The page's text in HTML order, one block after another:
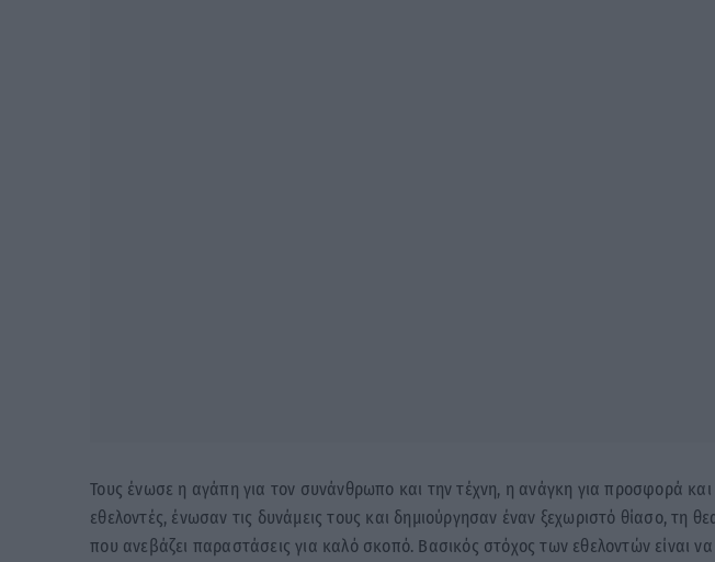
Τους ένωσε η αγάπη για τον συνάνθρωπο και την τέχνη, η ανάγκη για προσφορά και
εθελοντές, ένωσαν τις δυνάμεις τους και δημιούργησαν έναν ξεχωριστό θίασο, τη
που ανεβάζει παραστάσεις για καλό σκοπό. Βασικός στόχος των εθελοντών είναι